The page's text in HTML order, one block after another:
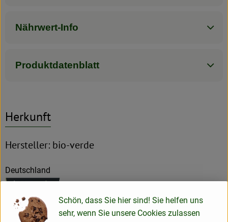
Nährwert-Info
Produktdatenblatt
Herkunft
Hersteller: bio-verde
Deutschland
Isana Naturfeinkost GmbH & Co. Produktions- und Handels
Schön, dass Sie hier sind! Sie helfen uns
sehr, wenn Sie unsere Cookies zulassen